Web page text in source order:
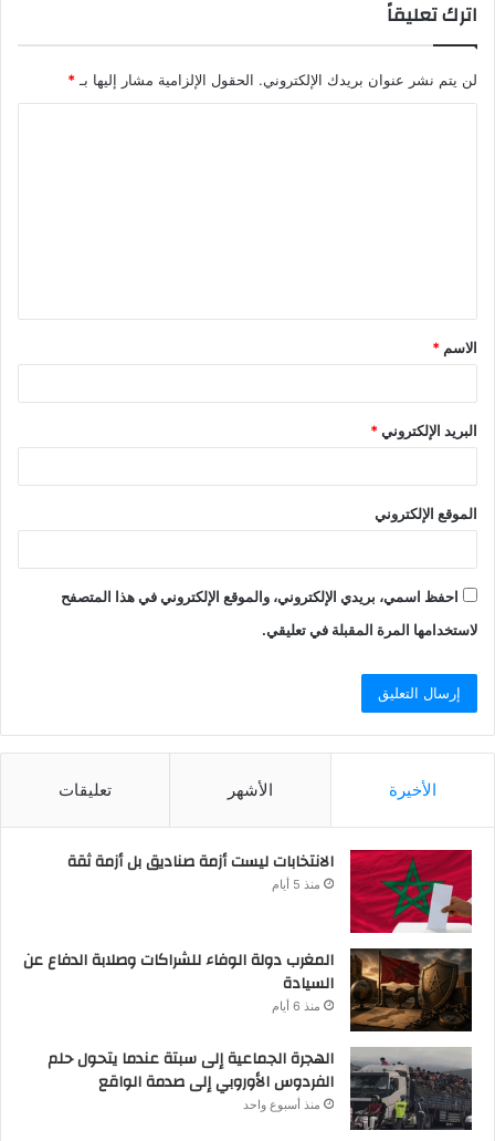
اترك تعليقاً
لن يتم نشر عنوان بريدك الإلكتروني. الحقول الإلزامية مشار إليها بـ *
الاسم *
البريد الإلكتروني*
الموقع الإلكتروني
احفظ اسمي، بريدي الإلكتروني، والموقع الإلكتروني في هذا المتصفح
لاستخدامها المرة المقبلة في تعليقي.
الأخيرة الأشهر تعليقات
الانتخابات ليست أزمة صناديق بل أزمة ثقة
منذ 5 أيام
المغرب دولة الوفاء للشراكات وصلابة الدفاع عن
السيادة
منذ 6 أيام
الهجرة الجماعية إلى سبتة عندما يتحول حلم
الفردوس الأوروبي إلى صدمة الواقع
منذ أسبوع واحد